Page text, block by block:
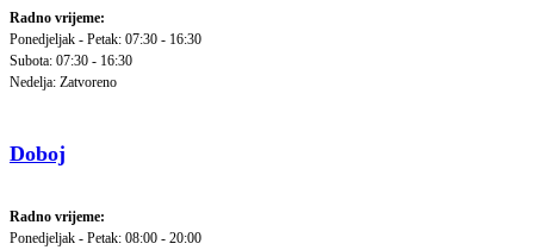
Radno vrijeme:
Ponedjeljak - Petak: 07:30 - 16:30
Subota: 07:30 - 16:30
Nedelja: Zatvoreno
Doboj
Radno vrijeme:
Ponedjeljak - Petak: 08:00 - 20:00